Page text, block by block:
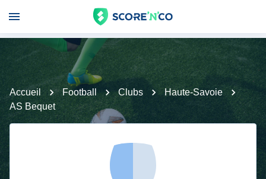
Accueil Football Clubs
Haute-Savoie
AS Bequet